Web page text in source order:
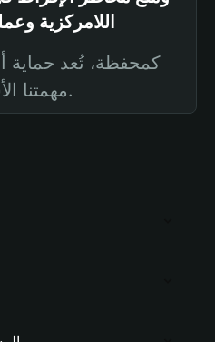
اللامركزية
كمحفظة، تُعد حماية
مهمتنا الأساسية.